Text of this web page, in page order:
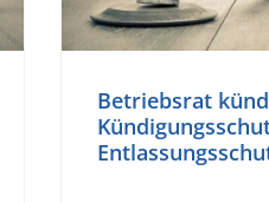
Betriebsrat